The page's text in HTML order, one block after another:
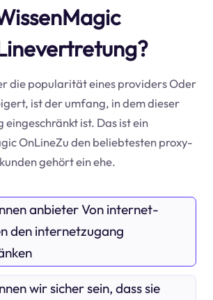
die popularität eines providers Oder
ist der umfang, in dem dieser
eingeschränkt ist. Das ist ein
OnLineZu den beliebtesten proxy-
kunden gehört ein ehe.
anbieter Von internet-
den internetzugang
wir sicher sein, dass sie